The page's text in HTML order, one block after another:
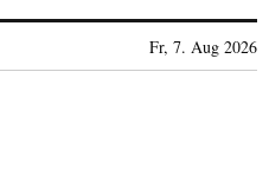
Fr, 7. Aug 2026